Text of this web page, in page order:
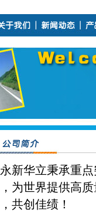
新华立秉承重点
为世界提供高
共创佳绩！